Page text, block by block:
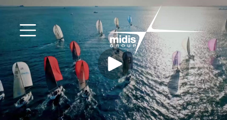
دخول السوق
▼
الشركات التابعة
شركاء التكنولوجيا